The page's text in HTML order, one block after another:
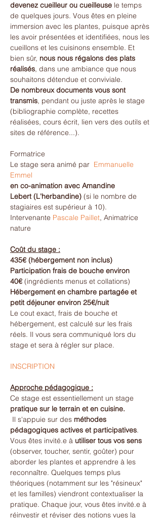
devenez cueilleur ou cueilleuse le temps
de quelques jours. Vous êtes en pleine
immersion avec les plantes, puisque après
les avoir présentées et identifiées, nous les
cueillons et les cuisinons ensemble. Et
bien sûr, nous nous régalons des plats
réalisés, dans une ambiance que nous
souhaitons détendue et conviviale.
De nombreux documents vous sont
transmis, pendant ou juste après le stage
(bibliographie complète, recettes
réalisées, cours écrit, lien vers des outils et
sites de référence...).
Formatrice
Le stage sera animé par Emmanuelle
Emmel
en co-animation avec Amandine
Lebert (L'herbandine) (si le nombre de
stagiaires est supérieur à 10).
Intervenante Pascale Paillet, Animatrice
nature
Coût du stage :
435€ (hébergement non inclus)
Participation frais de bouche environ
40€ (ingrédients menus et collations)
Hébergement en chambre partagée et
petit déjeuner environ 25€/nuit
Le cout exact, frais de bouche et
hébergement, est calculé sur les frais
réels. Il vous sera communiqué lors du
stage et sera à régler sur place.
INSCRIPTION
Approche pédagogique :
Ce stage est essentiellement un stage
pratique sur le terrain et en cuisine.
Il s'appuie sur des méthodes
pédagogiques actives et participatives.
Vous êtes invité.e à utiliser tous vos sens
(observer, toucher, sentir, goûter) pour
aborder les plantes et apprendre à les
reconnaître. Quelques temps plus
théoriques (notamment sur les "résineux"
et les familles) viendront contextualiser la
pratique. Chaque jour, vous êtes invité.e à
réinvestir et réviser des notions vues la